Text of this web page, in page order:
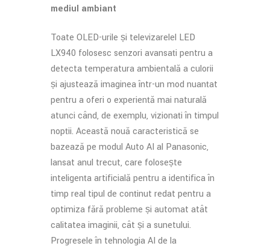
mediul ambiant
Toate OLED-urile și televizarelel LED
LX940 folosesc senzori avansați pentru a
detecta temperatura ambientală a culorii
și ajustează imaginea într-un mod nuanțat
pentru a oferi o experiență mai naturală
atunci când, de exemplu, vizionați în timpul
nopții. Această nouă caracteristică se
bazează pe modul Auto AI al Panasonic,
lansat anul trecut, care folosește
inteligența artificială pentru a identifica în
timp real tipul de conținut redat pentru a
optimiza fără probleme și automat atât
calitatea imaginii, cât și a sunetului.
Progresele în tehnologia AI de la